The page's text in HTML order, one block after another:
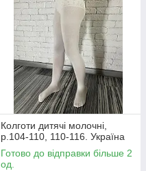
Колготи дитячі молочні,
р.104-110, 110-116. Україна
Готово до відправки більше 2
од.